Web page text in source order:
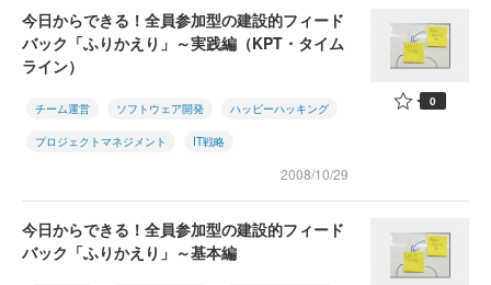
今日からできる！全員参加型の建設的フィード
バック「ふりかえり」～実践編（KPT・タイム
ライン）
チーム運営 ソフトウェア開発 ハッピーハッキング
プロジェクトマネジメント IT戦略
2008/10/29
0
今日からできる！全員参加型の建設的フィード
バック「ふりかえり」～基本編